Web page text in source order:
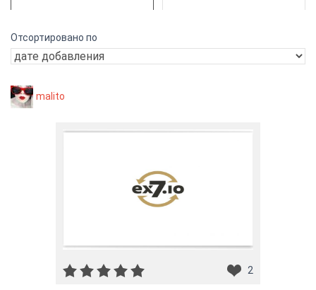
Отсортировано по
malito
2